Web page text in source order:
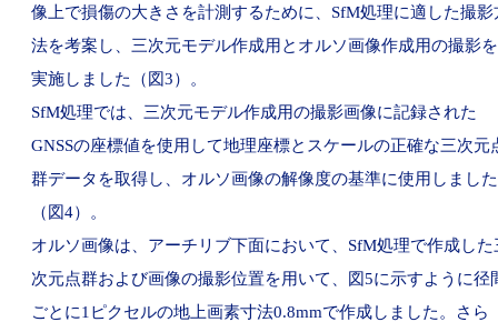
像上で損傷の大きさを計測するために、SfM処理に適した撮影
法を考案し、三次元モデル作成用とオルソ画像作成用の撮影を
実施しました（図3）。
SfM処理では、三次元モデル作成用の撮影画像に記録された
GNSSの座標値を使用して地理座標とスケールの正確な三次元
群データを取得し、オルソ画像の解像度の基準に使用しました
（図4）。
オルソ画像は、アーチリブ下面において、SfM処理で作成した
次元点群および画像の撮影位置を用いて、図5に示すように径
ごとに1ピクセルの地上画素寸法0.8mmで作成しました。さら